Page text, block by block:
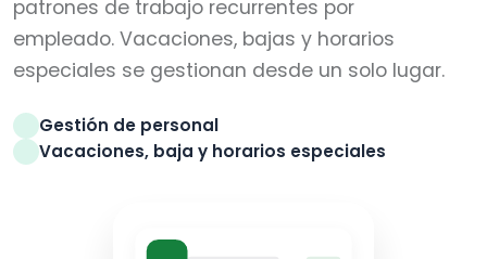
patrones de trabajo recurrentes por
empleado. Vacaciones, bajas y horarios
especiales se gestionan desde un solo lugar.
Gestión de personal
Vacaciones, baja y horarios especiales